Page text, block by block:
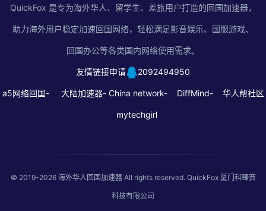
QuickFox 是专为海外华人、留学生、差旅用户打造的回国加速器，
助力海外用户稳定加速回国网络，轻松满足影音娱乐、国服游戏、
回国办公等各类国内网络使用需求。
友情链接申请 2092494950
a5网络回国- 大陆加速器- China network- DiffMind- 华人帮社区
mytechgirl
© 2019-2026 海外华人回国加速器All rights reserved. QuickFox 厦门科臻赛
科技有限公司